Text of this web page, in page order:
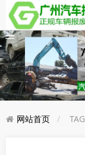
网站首页 TAG